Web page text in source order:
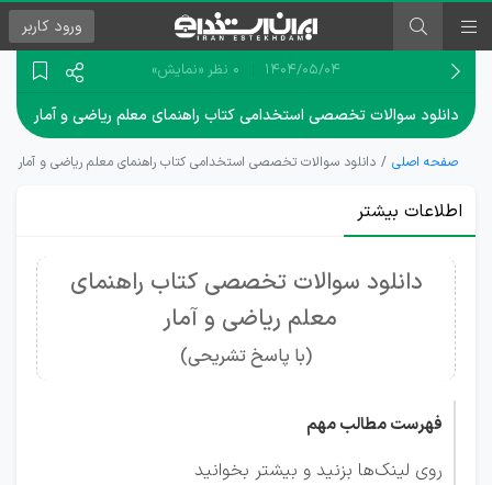
ورود کاربر
۱۴۰۴/۰۵/۰۴ 0 نظر «نمایش»
دانلود سوالات تخصصی استخدامی کتاب راهنمای معلم ریاضی و آمار
صفحه اصلی دانلود سوالات تخصصی استخدامی کتاب راهنمای معلم ریاضی و آمار
اطلاعات بیشتر
دانلود سوالات تخصصی کتاب راهنمای
معلم ریاضی و آمار
(با پاسخ تشریحی)
فهرست مطالب مهم
روی لینک‌ها بزنید و بیشتر بخوانید